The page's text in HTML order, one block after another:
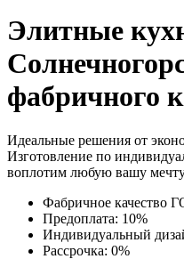
Элитные
фабричного
Идеальные решения от
Изготовление по
воплотим любую вашу
Фабричное качество
Предоплата: 10%
Индивидуальный
Рассрочка: 0%